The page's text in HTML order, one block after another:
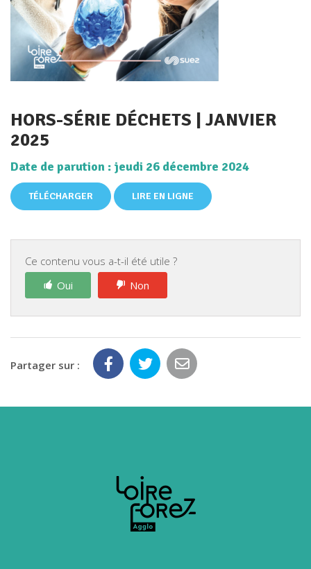
HORS-SÉRIE DÉCHETS | JANVIER
2025
Date de parution : jeudi 26 décembre 2024
TÉLÉCHARGER LIRE EN LIGNE
Ce contenu vous a-t-il été utile ?
Oui
Non
Partager sur :